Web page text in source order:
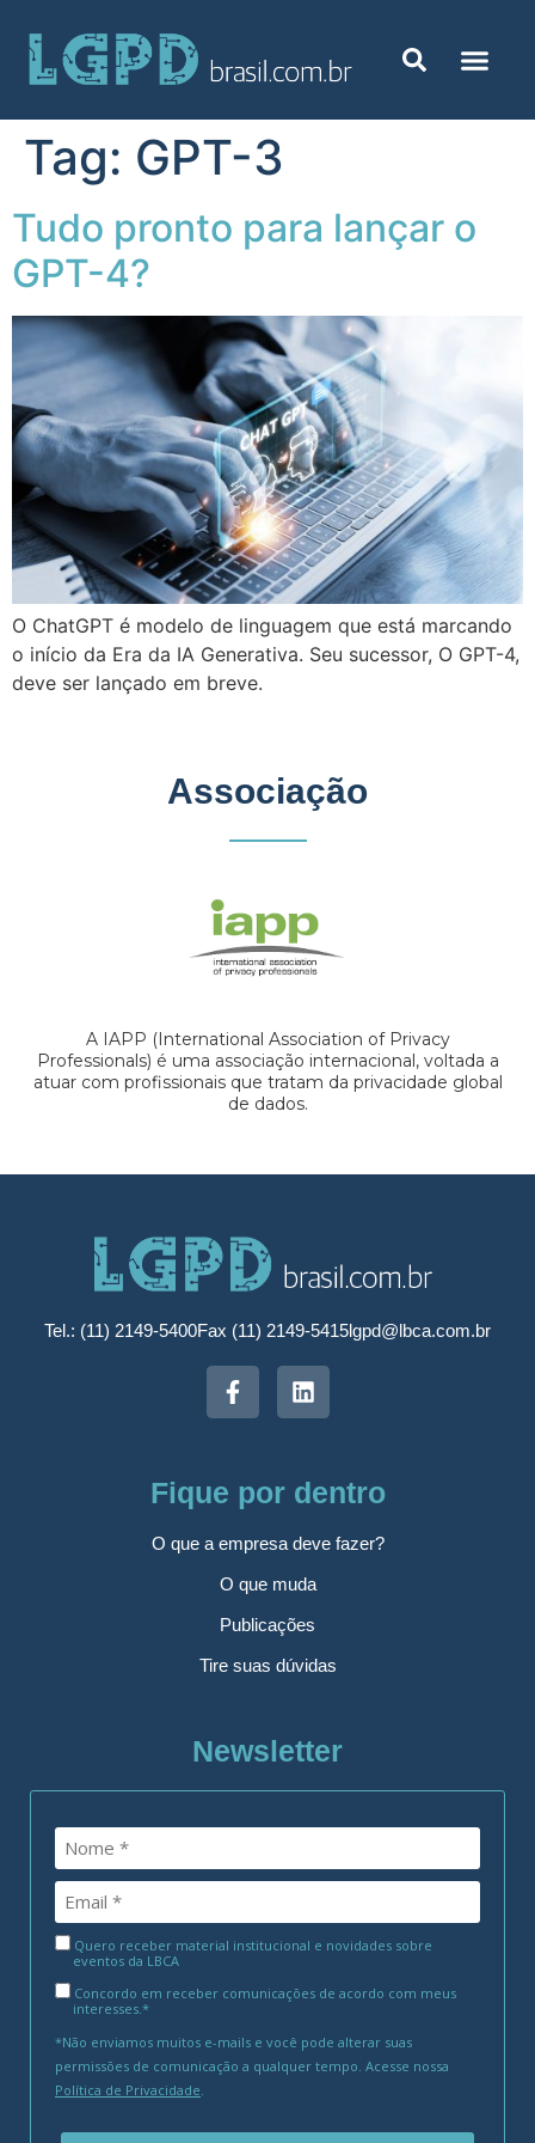
Tag: GPT-3
Tudo pronto para lançar o
GPT-4?
O ChatGPT é modelo de linguagem que está marcando
o início da Era da IA Generativa. Seu sucessor, O GPT-4,
deve ser lançado em breve.
Associação
A IAPP (International Association of Privacy
Professionals) é uma associação internacional, voltada a
atuar com profissionais que tratam da privacidade global
de dados.
Tel.: (11) 2149-5400Fax (11) 2149-5415lgpd@lbca.com.br
Fique por dentro
O que a empresa deve fazer?
O que muda
Publicações
Tire suas dúvidas
Newsletter
Quero receber material institucional e novidades sobre
eventos da LBCA
Concordo em receber comunicações de acordo com meus
interesses.*
*Não enviamos muitos e-mails e você pode alterar suas
permissões de comunicação a qualquer tempo. Acesse nossa
Política de Privacidade